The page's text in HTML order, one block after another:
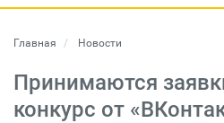
Главная Новости
Принимаются
конкурс от